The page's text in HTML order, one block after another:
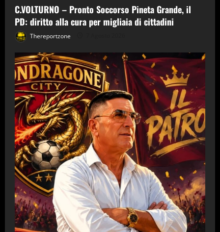
C.VOLTURNO – Pronto Soccorso Pineta Grande, il
PD: diritto alla cura per migliaia di cittadini
Thereportzone